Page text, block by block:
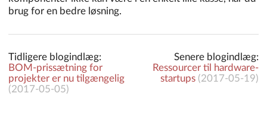
brug for en bedre løsning.
Tidligere blogindlæg:
BOM-prissætning for
projekter er nu tilgængelig
(2017-05-05)
Senere blogindlæg:
Ressourcer til hardware-
startups (2017-05-19)